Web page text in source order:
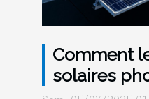
Comment
solaires